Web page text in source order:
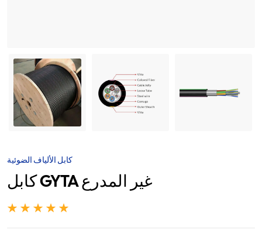
كابل الألياف الضوئية
كابل GYTA غير المدرع